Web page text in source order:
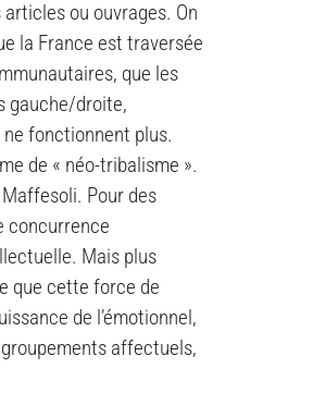
ou ouvrages. On
la France est traversée
que les
gauche/droite,
fonctionnent plus.
de « néo-tribalisme ».
Maffesoli. Pour des
concurrence
Mais plus
que cette force de
de l’émotionnel,
affectuels,